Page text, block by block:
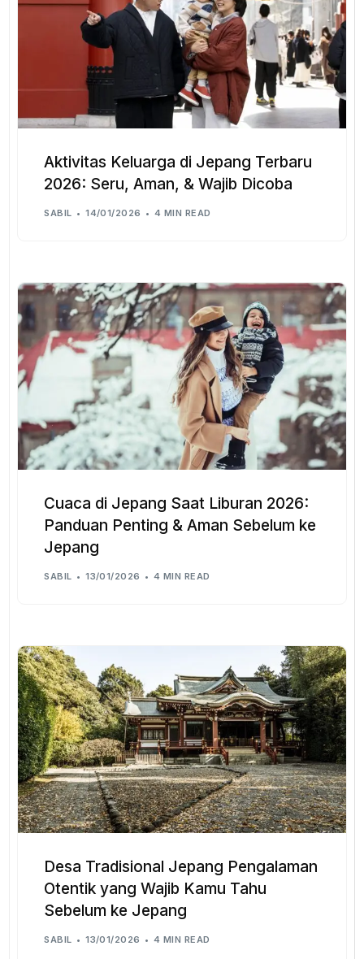
Aktivitas Keluarga di Jepang Terbaru
2026: Seru, Aman, & Wajib Dicoba
SABIL 14/01/2026 4 MIN READ
Cuaca di Jepang Saat Liburan 2026:
Panduan Penting & Aman Sebelum ke
Jepang
SABIL 13/01/2026 4 MIN READ
Desa Tradisional Jepang Pengalaman
Otentik yang Wajib Kamu Tahu
Sebelum ke Jepang
SABIL 13/01/2026 4 MIN READ